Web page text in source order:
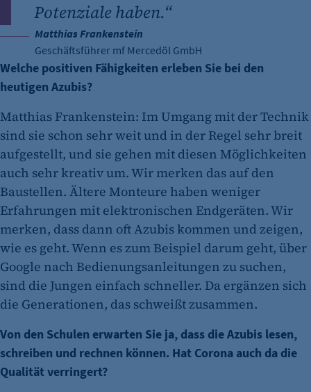
Potenziale haben.“
Matthias Frankenstein
Geschäftsführer mf Mercedöl GmbH
Welche positiven Fähigkeiten erleben Sie bei den
heutigen Azubis?
Matthias Frankenstein: Im Umgang mit der Technik
sind sie schon sehr weit und in der Regel sehr breit
aufgestellt, und sie gehen mit diesen Möglichkeiten
auch sehr kreativ um. Wir merken das auf den
Baustellen. Ältere Monteure haben weniger
Erfahrungen mit elektronischen Endgeräten. Wir
merken, dass dann oft Azubis kommen und zeigen,
wie es geht. Wenn es zum Beispiel darum geht, über
Google nach Bedienungsanleitungen zu suchen,
sind die Jungen einfach schneller. Da ergänzen sich
die Generationen, das schweißt zusammen.
Von den Schulen erwarten Sie ja, dass die Azubis lesen,
schreiben und rechnen können. Hat Corona auch da die
Qualität verringert?